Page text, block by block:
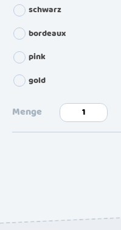
schwarz
bordeaux
pink
gold
edition
retro